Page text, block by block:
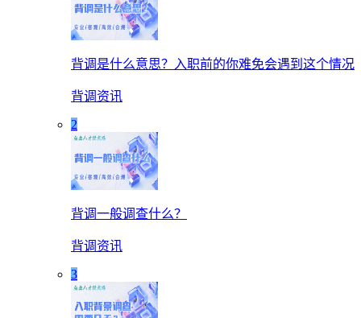
背调是什么意思？入职前的你难免会遇到这个情况
背调资讯
2
背调一般调查什么？
背调资讯
3